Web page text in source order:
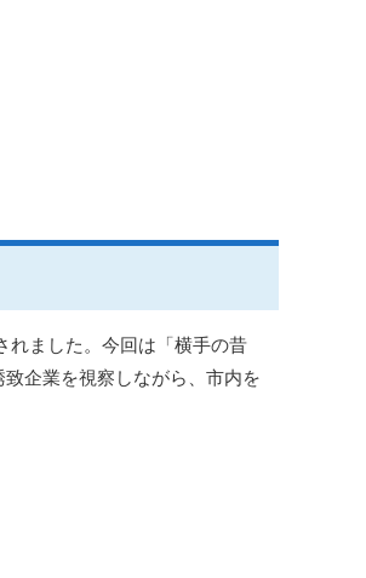
れました。今回は「横手の昔
企業を視察しながら、市内を